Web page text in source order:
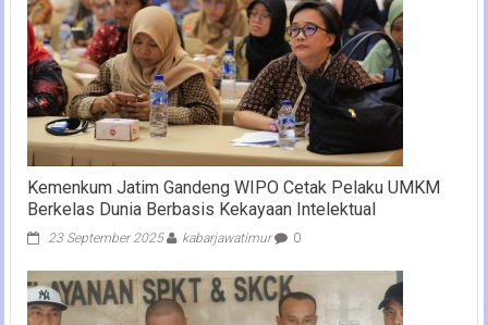
Kemenkum Jatim Gandeng WIPO Cetak Pelaku UMKM
Berkelas Dunia Berbasis Kekayaan Intelektual
23 September 2025 kabarjawatimur 0